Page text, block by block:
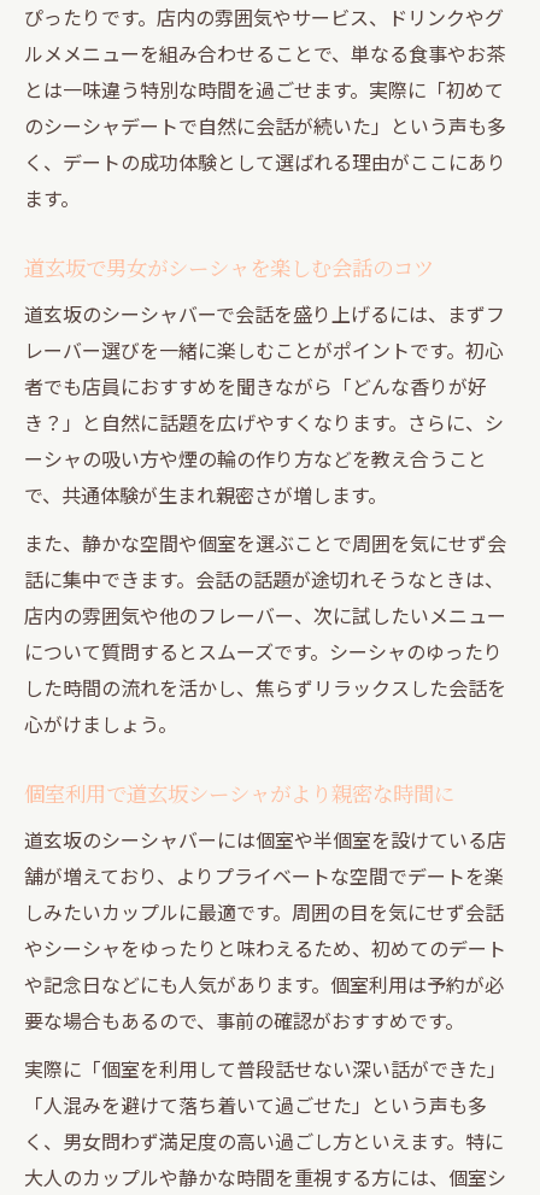
ぴったりです。店内の雰囲気やサービス、ドリンクやグ
ルメメニューを組み合わせることで、単なる食事やお茶
とは一味違う特別な時間を過ごせます。実際に「初めて
のシーシャデートで自然に会話が続いた」という声も多
く、デートの成功体験として選ばれる理由がここにあり
ます。
道玄坂で男女がシーシャを楽しむ会話のコツ
道玄坂のシーシャバーで会話を盛り上げるには、まずフ
レーバー選びを一緒に楽しむことがポイントです。初心
者でも店員におすすめを聞きながら「どんな香りが好
き？」と自然に話題を広げやすくなります。さらに、シ
ーシャの吸い方や煙の輪の作り方などを教え合うこと
で、共通体験が生まれ親密さが増します。
また、静かな空間や個室を選ぶことで周囲を気にせず会
話に集中できます。会話の話題が途切れそうなときは、
店内の雰囲気や他のフレーバー、次に試したいメニュー
について質問するとスムーズです。シーシャのゆったり
した時間の流れを活かし、焦らずリラックスした会話を
心がけましょう。
個室利用で道玄坂シーシャがより親密な時間に
道玄坂のシーシャバーには個室や半個室を設けている店
舗が増えており、よりプライベートな空間でデートを楽
しみたいカップルに最適です。周囲の目を気にせず会話
やシーシャをゆったりと味わえるため、初めてのデート
や記念日などにも人気があります。個室利用は予約が必
要な場合もあるので、事前の確認がおすすめです。
実際に「個室を利用して普段話せない深い話ができた」
「人混みを避けて落ち着いて過ごせた」という声も多
く、男女問わず満足度の高い過ごし方といえます。特に
大人のカップルや静かな時間を重視する方には、個室シ